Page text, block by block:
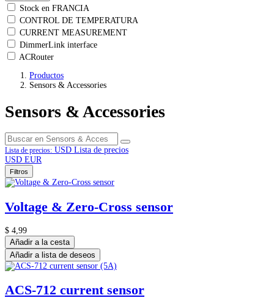
Stock en FRANCIA
CONTROL DE TEMPERATURA
CURRENT MEASUREMENT
DimmerLink interface
ACRouter
Productos
Sensors & Accessories
Sensors & Accessories
Lista de precios: USD Lista de precios
USD EUR
Filtros
Voltage & Zero-Cross sensor
$ 4,99
Añadir a la cesta
Añadir a lista de deseos
ACS-712 current sensor